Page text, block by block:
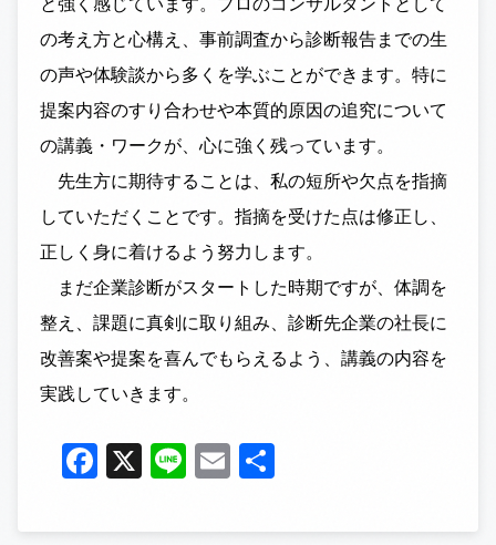
の考え方と心構え、事前調査から診断報告までの生
の声や体験談から多くを学ぶことができます。特に
提案内容のすり合わせや本質的原因の追究について
の講義・ワークが、心に強く残っています。
先生方に期待することは、私の短所や欠点を指摘
していただくことです。指摘を受けた点は修正し、
正しく身に着けるよう努力します。
まだ企業診断がスタートした時期ですが、体調を
整え、課題に真剣に取り組み、診断先企業の社長に
改善案や提案を喜んでもらえるよう、講義の内容を
実践していきます。
Facebook
X LineEmail